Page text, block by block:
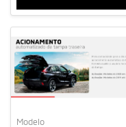
Modelo